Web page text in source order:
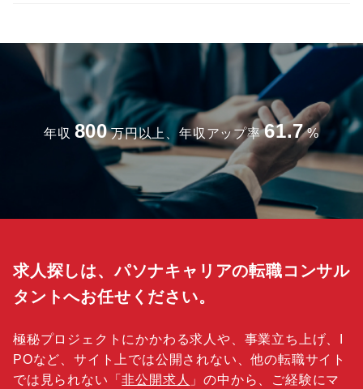
年収 800 万円以上、年収アップ率 61.7 %
求人探しは、パソナキャリアの転職コンサル
タントへお任せください。
極秘プロジェクトにかかわる求人や、事業立ち上げ、I
POなど、サイト上では公開されない、他の転職サイト
では見られない「非公開求人 」の中から、ご経験にマ